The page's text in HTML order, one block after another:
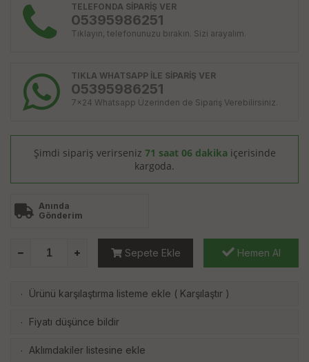
TELEFONDA SİPARİŞ VER
05395986251
Tıklayın, telefonunuzu bırakın. Sizi arayalım.
TIKLA WHATSAPP İLE SİPARİŞ VER
05395986251
7x24 Whatsapp Üzerinden de Sipariş Verebilirsiniz.
Şimdi sipariş verirseniz 71 saat 06 dakika içerisinde
kargoda.
Anında
Gönderim
Sepete Ekle Hemen Al
· Ürünü karşılaştırma listeme ekle ( Karşılaştır )
· Fiyatı düşünce bildir
· Aklımdakiler listesine ekle